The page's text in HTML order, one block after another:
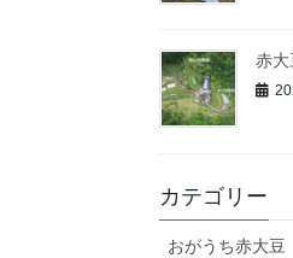
赤大
カテゴリー
おがうち赤大豆